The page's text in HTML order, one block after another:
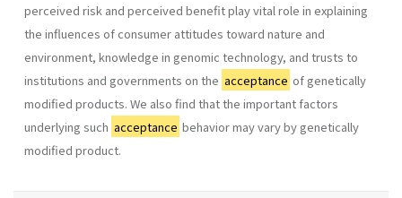
perceived risk and perceived benefit play vital role in explaining
the influences of consumer attitudes toward nature and
environment, knowledge in genomic technology, and trusts to
institutions and governments on the acceptance of genetically
modified products. We also find that the important factors
underlying such acceptance behavior may vary by genetically
modified product.